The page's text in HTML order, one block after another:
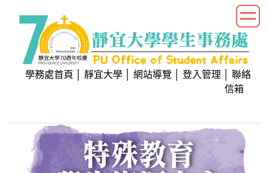
學務處首頁 靜宜大學 網站導覽 登入管理
聯絡
信箱